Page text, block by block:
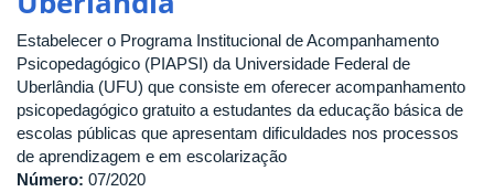
organização,
funcionamento,
implementação
e
acompanhamento
de
atividades
de
Estabelecer o Programa Institucional de Acompanhamento
Psicopedagógico (PIAPSI) da Universidade Federal de
Uberlândia (UFU) que consiste em oferecer acompanhamento
psicopedagógico gratuito a estudantes da educação básica de
escolas públicas que apresentam dificuldades nos processos
de aprendizagem e em escolarização
Número: 07/2020